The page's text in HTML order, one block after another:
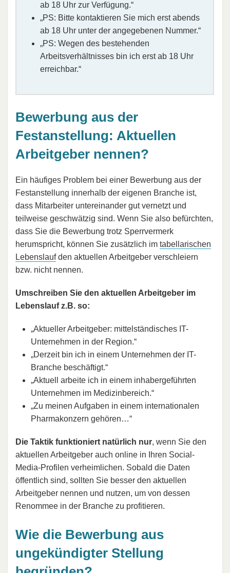
ab 18 Uhr zur Verfügung.“
„PS: Bitte kontaktieren Sie mich erst abends
ab 18 Uhr unter der angegebenen Nummer.“
„PS: Wegen des bestehenden
Arbeitsverhältnisses bin ich erst ab 18 Uhr
erreichbar.“
Bewerbung aus der
Festanstellung: Aktuellen
Arbeitgeber nennen?
Ein häufiges Problem bei einer Bewerbung aus der
Festanstellung innerhalb der eigenen Branche ist,
dass Mitarbeiter untereinander gut vernetzt und
teilweise geschwätzig sind. Wenn Sie also befürchten,
dass Sie die Bewerbung trotz Sperrvermerk
herumspricht, können Sie zusätzlich im tabellarischen
Lebenslaufden aktuellen Arbeitgeber verschleiern
bzw. nicht nennen.
Umschreiben Sie den aktuellen Arbeitgeber im
Lebenslauf z.B. so:
„Aktueller Arbeitgeber: mittelständisches IT-
Unternehmen in der Region.“
„Derzeit bin ich in einem Unternehmen der IT-
Branche beschäftigt.“
„Aktuell arbeite ich in einem inhabergeführten
Unternehmen im Medizinbereich.“
„Zu meinen Aufgaben in einem internationalen
Pharmakonzern gehören…“
Die Taktik funktioniert natürlich nur, wenn Sie den
aktuellen Arbeitgeber auch online in Ihren Social-
Media-Profilen verheimlichen. Sobald die Daten
öffentlich sind, sollten Sie besser den aktuellen
Arbeitgeber nennen und nutzen, um von dessen
Renommee in der Branche zu profitieren.
Wie die Bewerbung aus
ungekündigter Stellung